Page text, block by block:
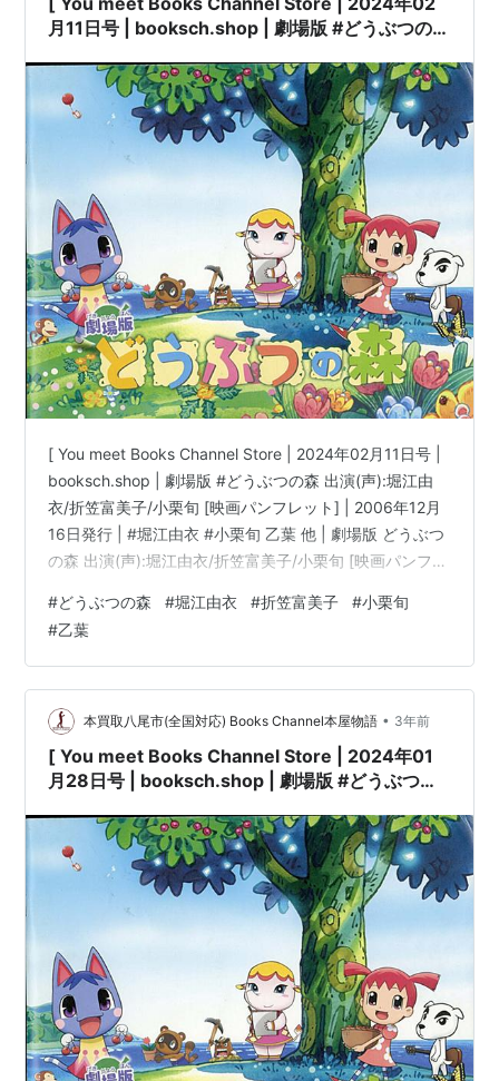
堀江由衣の天使のたまご（文化放送）
ディスコグラフィ
シングル
ポニーキャニオン
my best friend（1998年11月18日）
brand-new コミュニケイション （1999年3月17日）
スターチャイルド
Love Destiny（2001年5月16日）
キラリ☆宝物（2002年2月28日）
ALL MY LOVE（2002年7月24日）
心晴れて 夜も明けて（2004年2月4日）
スクランブル（堀江由衣 with UNSCANDAL）
（2004年10月27日）
ヒカリ（2006年5月24日）
Days（2007年5月2日）
恋する天気図 （2007年8月17日）
バニラソルト（2008年10月22日）
silky heart （2009年1月28日）
インモラリスト（2011年2月2日）
PRESENTER（2011年5月25日）
Coloring （2012年1月18日）
夏の約束 （2012年7月25日）
Golden Time （2013年11月13日）
The♡World's♡End （2014年3月12日）
Stay With Me（2015年3月4日）
アシンメトリー（2015年11月14日）
アルバム
水たまりに映るセカイ（2000年12月21日）
月11日号 | booksch.shop | 劇場版 #どうぶつの森
フレット] | 2006年12月16日発行 | #堀江由衣 #
小栗旬 乙葉 他 |
[ You meet Books Channel Store | 2024年02月11日号 |
booksch.shop | 劇場版 #どうぶつの森 出演(声):堀江由
衣/折笠富美子/小栗旬 [映画パンフレット] | 2006年12月
16日発行 | #堀江由衣 #小栗旬 乙葉 他 | 劇場版 どうぶつ
の森 出演(声):堀江由衣/折笠富美子/小栗旬 [映画パンフレ
古書「良」。[映画パンフレット][※発行所:東宝]
[※EAN:4988104036391][※2006年12月16日発行][※数ペ
ージ折れ有][※経年多少劣化有][※表紙折れ・経年…
#どうぶつの森 #堀江由衣 #折笠富美子 #小栗旬
#乙葉
本買取八尾市(全国対応) Books Channel本屋物語 • 3年前
[ You meet Books Channel Store | 2024年01
月28日号 | booksch.shop | 劇場版 #どうぶつの
ンフレット] | 2006年12月16日発行 | #堀江由衣
#小栗旬 乙葉 他 |